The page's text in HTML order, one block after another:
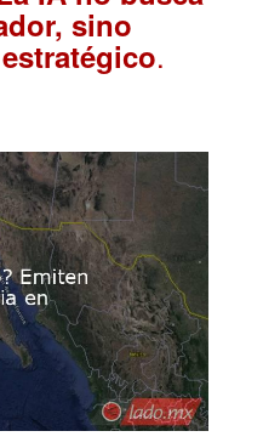
sino
.